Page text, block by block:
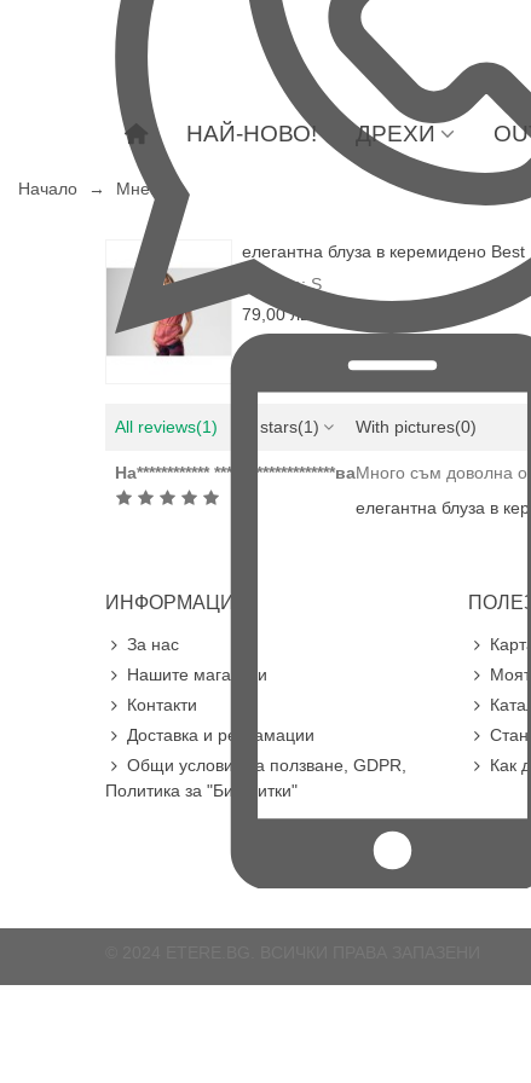
НАЙ-НОВО! ДРЕХИ
Начало → Мнения
елегантна блуза в керемидено Best
Размер: S
79,00 лв.
All reviews(1) All stars(1) With pictures(0)
На************ ********************ваМного съм доволна
елегантна блуза в
ИНФОРМАЦИЯ
За нас
Нашите магазини
Контакти
Доставка и рекламации
Общи условия за ползване, GDPR,
Политика за "Бисквитки"
Как